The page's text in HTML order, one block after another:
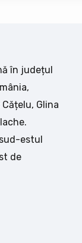
în județul
Glina
estul
de